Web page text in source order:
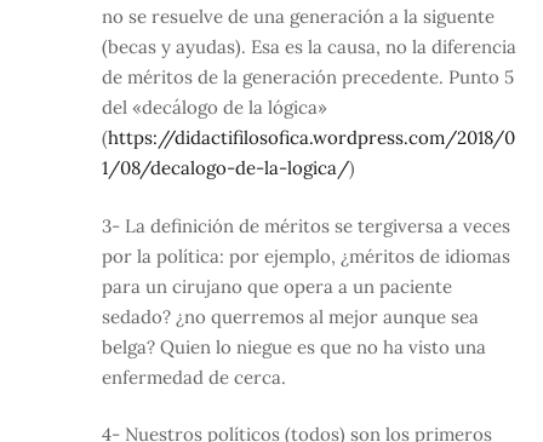
no se resuelve de una generación a la siguente
(becas y ayudas). Esa es la causa, no la diferencia
de méritos de la generación precedente. Punto 5
del «decálogo de la lógica»
(https://didactifilosofica.wordpress.com/2018/0
1/08/decalogo-de-la-logica/)
3- La definición de méritos se tergiversa a veces
por la política: por ejemplo, ¿méritos de idiomas
para un cirujano que opera a un paciente
sedado? ¿no querremos al mejor aunque sea
belga? Quien lo niegue es que no ha visto una
enfermedad de cerca.
4- Nuestros políticos (todos) son los primeros